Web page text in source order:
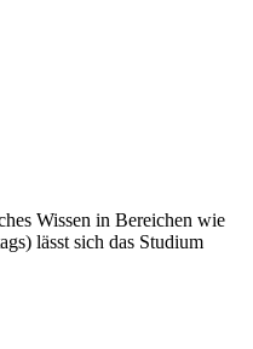
Wissen in Bereichen wie
lässt sich das Studium